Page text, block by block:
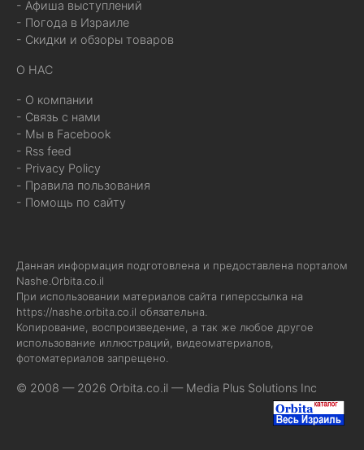
- Афиша выступлений
- Погода в Израиле
- Скидки и обзоры товаров
О НАС
- О компании
- Связь с нами
- Мы в Facebook
- Rss feed
- Privacy Policy
- Правила пользования
- Помощь по сайту
Данная информация подготовлена и предоставлена порталом
Nashe.Orbita.co.il
При использовании материалов сайта гиперссылка на
https://nashe.orbita.co.il обязательна.
Копирование, воспроизведение, а так же любое другое
использование иллюстраций, видеоматериалов,
фотоматериалов запрещено.
© 2008 — 2026 Orbita.co.il — Media Plus Solutions Inc